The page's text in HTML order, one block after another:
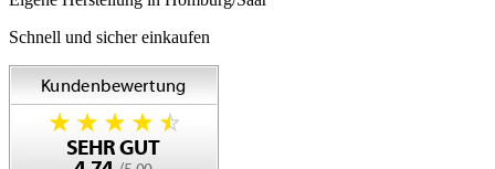
Schnell und sicher einkaufen